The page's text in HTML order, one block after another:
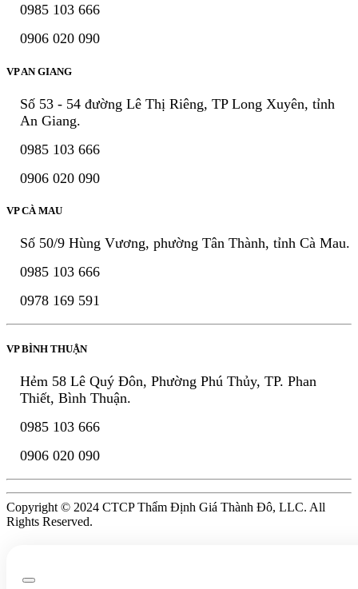
0985 103 666
0906 020 090
VP AN GIANG
Số 53 - 54 đường Lê Thị Riêng, TP Long Xuyên, tỉnh
An Giang.
0985 103 666
0906 020 090
VP CÀ MAU
Số 50/9 Hùng Vương, phường Tân Thành, tỉnh Cà Mau.
0985 103 666
0978 169 591
VP BÌNH THUẬN
Hẻm 58 Lê Quý Đôn, Phường Phú Thủy, TP. Phan
Thiết, Bình Thuận.
0985 103 666
0906 020 090
Copyright © 2024 CTCP Thẩm Định Giá Thành Đô, LLC. All
Rights Reserved.